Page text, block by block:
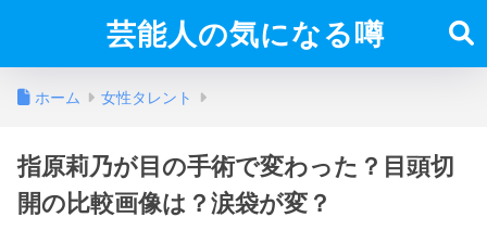
芸能人の気になる噂
ホーム 女性タレント
指原莉乃が目の手術で変わった？目頭切
開の比較画像は？涙袋が変？